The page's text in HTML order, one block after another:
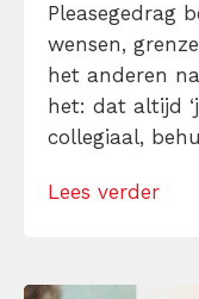
Pleasegedrag
wensen,
het anderen
het: dat altijd
collegiaal,
andermans
[…]
Lees verder